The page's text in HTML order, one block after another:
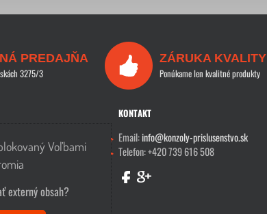
PREDAJŇA
3275/3
ZÁRUKA KVALITY
Ponúkame len kvalitné produkty
Voľbami
externý obsah?
KONTAKT
Email:info@konzoly-prislusenstvo.sk
Telefon: +420 739 616 508